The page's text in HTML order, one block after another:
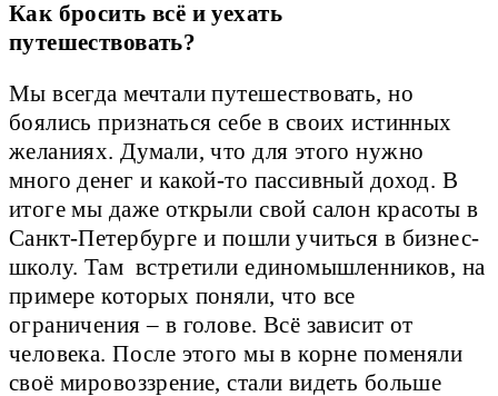
Как бросить всё и уехать
путешествовать?
Мы всегда мечтали путешествовать, но
боялись признаться себе в своих истинных
желаниях. Думали, что для этого нужно
много денег и какой-то пассивный доход. В
итоге мы даже открыли свой салон красоты в
Санкт-Петербурге и пошли учиться в бизнес-
школу. Там встретили единомышленников, на
примере которых поняли, что все
ограничения – в голове. Всё зависит от
человека. После этого мы в корне поменяли
своё мировоззрение, стали видеть больше